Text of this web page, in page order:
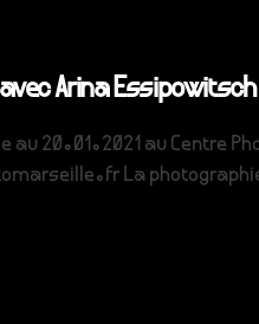
Arina
20.01.2021 au Centre
La